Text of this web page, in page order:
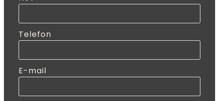
Telefon
E-mail